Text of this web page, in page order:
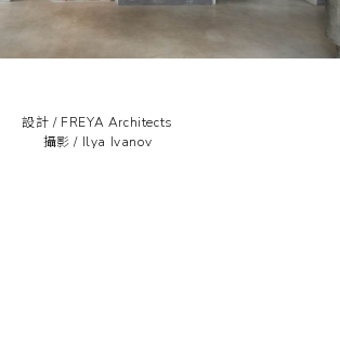
設計 / FREYA Architects
攝影 / Ilya Ivanov